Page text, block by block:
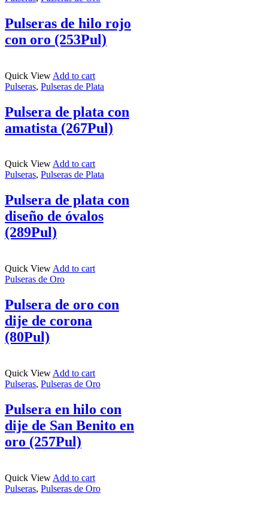
Pulseras de hilo rojo
con oro (253Pul)
Quick View Add to cart
Pulseras, Pulseras de Plata
Pulsera de plata con
amatista (267Pul)
Quick ViewAdd to cart
Pulseras, Pulseras de Plata
Pulsera de plata con
diseño de óvalos
(289Pul)
Quick View Add to cart
Pulseras de Oro
Pulsera de oro con
dije de corona
(80Pul)
Quick View Add to cart
Pulseras, Pulseras de Oro
Pulsera en hilo con
dije de San Benito en
oro (257Pul)
Quick View Add to cart
Pulseras, Pulseras de Oro